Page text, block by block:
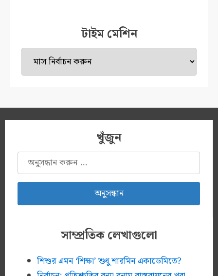
টাইম মেশিন
টাইম
মেশিন
খুঁজুন
অনুসন্ধানঃ
সাম্প্রতিক লেখাগুলো
শিশুর এমন ‘শিক্ষা’ শুধু শারমিন একাডেমিতে?